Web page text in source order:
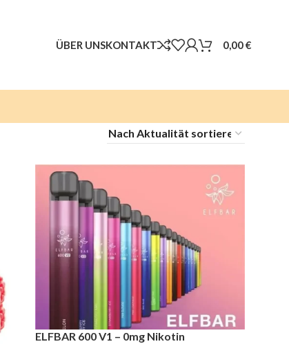
ÜBER UNSKONTAKT 0,00€
ELFBAR 600 V1 – 0mg Nikotin